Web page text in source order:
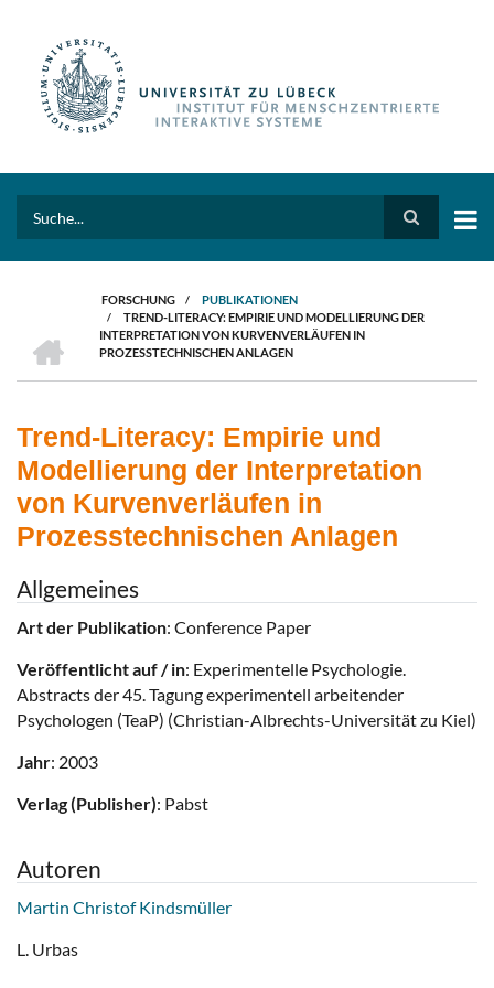
PFADNAVIGATION
FORSCHUNG / PUBLIKATIONEN
/
TREND-LITERACY: EMPIRIE UND MODELLIERUNG DER
INTERPRETATION VON KURVENVERLÄUFEN IN
PROZESSTECHNISCHEN ANLAGEN
Trend-Literacy: Empirie und
Modellierung der Interpretation
von Kurvenverläufen in
Prozesstechnischen Anlagen
Allgemeines
Art der Publikation: Conference Paper
Veröffentlicht auf / in: Experimentelle Psychologie.
Abstracts der 45. Tagung experimentell arbeitender
Psychologen (TeaP) (Christian-Albrechts-Universität zu Kiel)
Jahr: 2003
Verlag (Publisher): Pabst
Autoren
Martin Christof Kindsmüller
L. Urbas